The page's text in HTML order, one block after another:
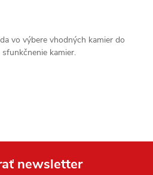
vo výbere vhodných kamier do
kamier.
newsletter